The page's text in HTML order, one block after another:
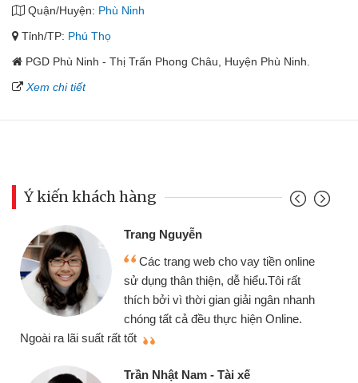
Quận/Huyện: Phù Ninh
Tỉnh/TP: Phú Thọ
PGD Phù Ninh - Thị Trấn Phong Châu, Huyện Phù Ninh.
Xem chi tiết
Ý kiến khách hàng
Trang Nguyễn
Các trang web cho vay tiền online
sử dụng thân thiện, dễ hiểu.Tôi rất
thích bởi vì thời gian giải ngân nhanh
chóng tất cả đều thực hiện Online.
rất tốt
Trần Nhật Nam - Tài xế